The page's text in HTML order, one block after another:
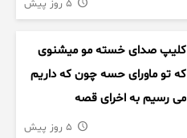
کلیپ صدای خسته مو میشنوی
که تو ماورای حسه چون که داریم
می رسیم به اخرای قصه